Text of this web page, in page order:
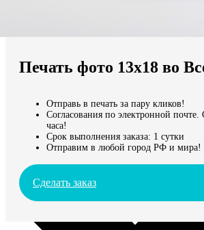
Мы доставляем по всему миру
Продолжить без города
Печать фото 13х18 во
Отправь в печать за пару кликов!
Согласования по электронной почте.
часа!
Срок выполнения заказа: 1 сутки
Отправим в любой город РФ и мира!
Сделать заказ